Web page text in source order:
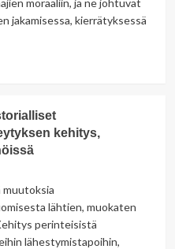
moraaliin, ja ne johtuvat
jakamisessa, kierrätyksessä
kehitys,
lähtien, muokaten
perinteisistä
lähestymistapoihin,